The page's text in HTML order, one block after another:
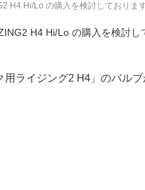
H4 Hi/Lo の購入を検討しておりま
H4 Hi/Lo の購入を検討
ライジング2 H4」のバル